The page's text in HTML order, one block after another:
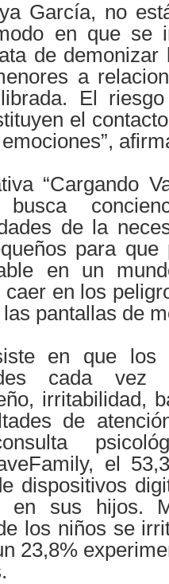
García, no
en que se
de
a
El
el
“Cargando
busca
de la
para que
en un
en los
pantallas de
en que los
cada vez
irritabilidad,
de
el
dispositivos
en sus hijos.
los niños se
23,8%